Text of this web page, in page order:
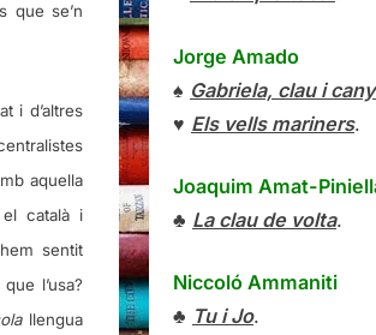
que se’n
i d’altres
aquella
el català i
sentit
l’usa?
llengua
Jorge Amado
♠ Gabriela, clau i
♥ Els vells mariners.
Joaquim Amat-
♣ La clau de volta.
Niccoló Ammaniti
♣ Tu i Jo.